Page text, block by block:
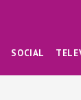
SOCIAL